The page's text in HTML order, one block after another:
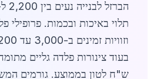
תלוי באיכות ובכמות. פרופילי
ש"ח לטון בממוצע. גורמים